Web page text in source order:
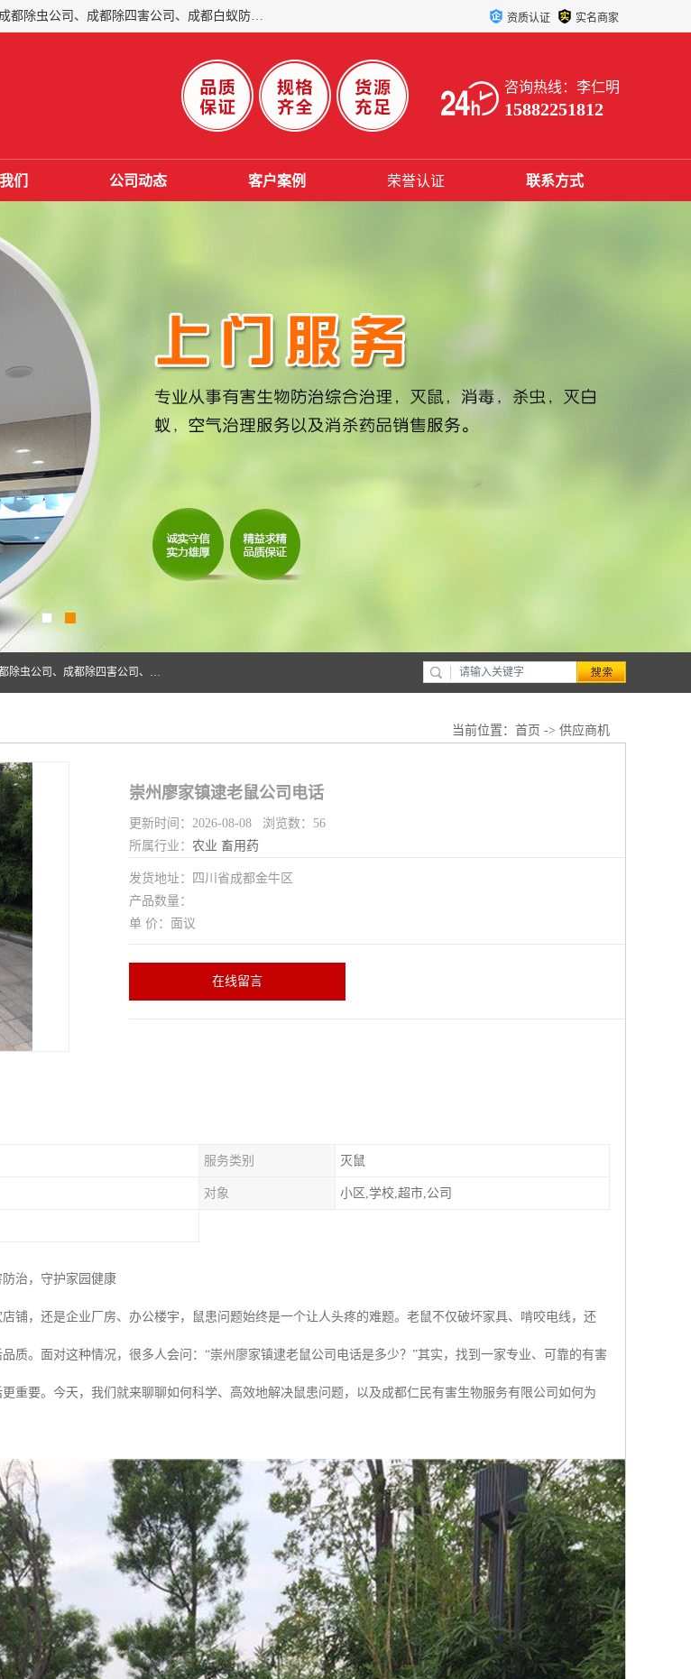
成都仁民有害生物防治服务有限公司是一家经营成都灭跳蚤公司、成都灭鼠公司、成都除虫公司、成都除四害公司、成都白蚁防治公司、成都杀虫公司等。业务覆盖：青白江、郫县、简阳、金堂、乐山、眉山、绵阳、彭州等区域。 由于我们的专业技术和服务态度得到了肯定、 目前公司已经与省内外的多个金 融企业、高端写字楼、星级酒 店、宾馆餐饮企业、学校、制造生产企业、物业小区建立了长期友好的合作关系。 资质认证 实名商家
咨询热线：李仁明
15882251812
们 公司动态 客户案例 荣誉认证 联系方式
成都仁民有害生物防治服务有限公司是一家经营成都灭跳蚤公司、成都灭鼠公司、成都除虫公司、成都除四害公司、成都白蚁防治公司、成都杀虫公司等。业务覆盖：青白江、郫县、简阳、金堂、乐山、眉山、绵阳、彭州等区域。 由于我们的专业技术和服务态度得到了肯定、 目前公司已经与省内外的多个金 融企业、高端写字楼、星级酒 店、宾馆餐饮企业、学校、制造生产企业、物业小区建立了长期友好的合作关系。
当前位置： 首页 -> 供应商机
崇州廖家镇逮老鼠公司电话
更新时间：2026-08-08 浏览数：56
所属行业： 农业 畜用药
发货地址：四川省成都金牛区
产品数量：
单 价：面议
在线留言
服务类别 灭鼠
对象 小区,学校,超市,公司
治，守护家园健康
铺，还是企业厂房、办公楼宇，鼠患问题始终是一个让人头疼的难题。老鼠不仅破坏家具、啃咬电线，还
质。面对这种情况，很多人会问：“崇州廖家镇逮老鼠公司电话是多少？”其实，找到一家专业、可靠的有害
重要。今天，我们就来聊聊如何科学、高效地解决鼠患问题，以及成都仁民有害生物服务有限公司如何为